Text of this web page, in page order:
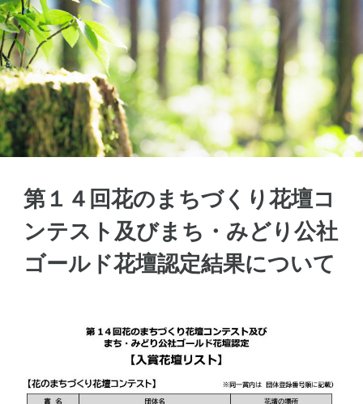
第１４回花のまちづくり花壇コ
ンテスト及びまち・みどり公社
ゴールド花壇認定結果について